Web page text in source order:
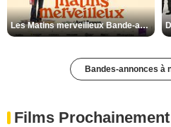
Les Matins merveilleux Bande-annonce VF
Bandes-annonces à
Films